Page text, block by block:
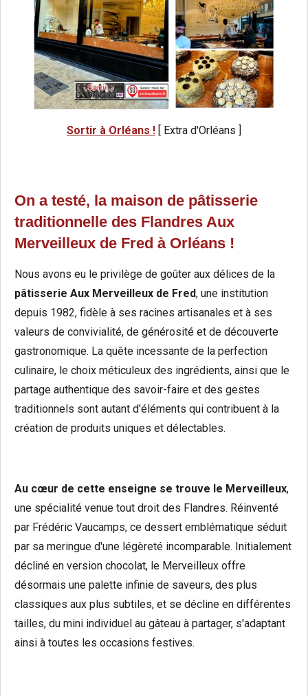
Sortir à Orléans ! [ Extra d'Orléans ]
On a testé, la maison de pâtisserie
traditionnelle des Flandres Aux
Merveilleux de Fred à Orléans !
Nous avons eu le privilège de goûter aux délices de la
pâtisserie Aux Merveilleux de Fred, une institution
depuis 1982, fidèle à ses racines artisanales et à ses
valeurs de convivialité, de générosité et de découverte
gastronomique. La quête incessante de la perfection
culinaire, le choix méticuleux des ingrédients, ainsi que le
partage authentique des savoir-faire et des gestes
traditionnels sont autant d'éléments qui contribuent à la
création de produits uniques et délectables.
Au cœur de cette enseigne se trouve le Merveilleux,
une spécialité venue tout droit des Flandres. Réinventé
par Frédéric Vaucamps, ce dessert emblématique séduit
par sa meringue d'une légèreté incomparable. Initialement
décliné en version chocolat, le Merveilleux offre
désormais une palette infinie de saveurs, des plus
classiques aux plus subtiles, et se décline en différentes
tailles, du mini individuel au gâteau à partager, s'adaptant
ainsi à toutes les occasions festives.